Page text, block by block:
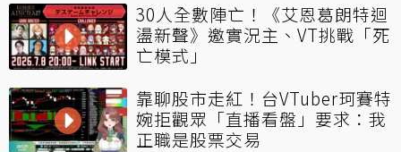
30人全數陣亡！《艾恩葛朗特迴
盪新聲》邀實況主、VT挑戰「死
亡模式」
靠聊股市走紅！台VTuber珂賽特
婉拒觀眾「直播看盤」要求：我
正職是股票交易